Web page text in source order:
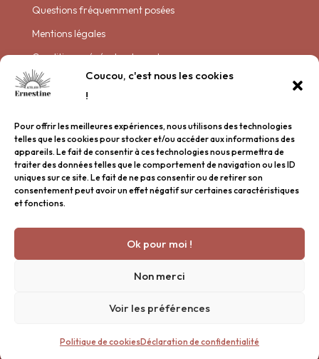
Coucou, c'est nous les cookies
!
Pour offrir les meilleures expériences, nous utilisons des technologies
telles que les cookies pour stocker et/ou accéder aux informations des
appareils. Le fait de consentir à ces technologies nous permettra de
traiter des données telles que le comportement de navigation ou les ID
uniques sur ce site. Le fait de ne pas consentir ou de retirer son
consentement peut avoir un effet négatif sur certaines caractéristiques
et fonctions.
Ok pour moi !
Non merci
Voir les préférences
Politique de cookiesDéclaration de confidentialité
Questions fréquemment posées
Mentions légales
Conditions générales de vente
Politique de livraison
Plan de site
Garder contact
Une question ?
93 15 • 108 Avenue de la Gare 29900 Concarneau